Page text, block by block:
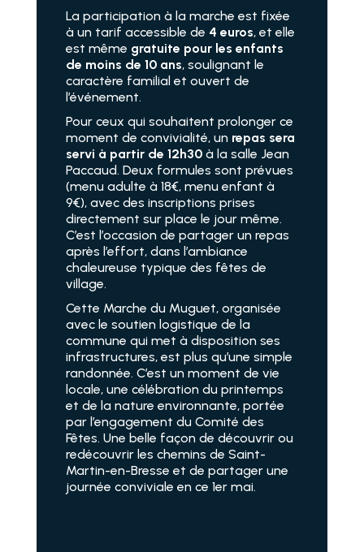
La participation à la marche est fixée
à un tarif accessible de 4 euros, et elle
est même gratuite pour les enfants
de moins de 10 ans, soulignant le
caractère familial et ouvert de
l’événement.
Pour ceux qui souhaitent prolonger ce
moment de convivialité, un repas sera
servi à partir de 12h30à la salle Jean
Paccaud. Deux formules sont prévues
(menu adulte à 18€, menu enfant à
9€), avec des inscriptions prises
directement sur place le jour même.
C’est l’occasion de partager un repas
après l’effort, dans l’ambiance
chaleureuse typique des fêtes de
village.
Cette Marche du Muguet, organisée
avec le soutien logistique de la
commune qui met à disposition ses
infrastructures, est plus qu’une simple
randonnée. C’est un moment de vie
locale, une célébration du printemps
et de la nature environnante, portée
par l’engagement du Comité des
Fêtes. Une belle façon de découvrir ou
redécouvrir les chemins de Saint-
Martin-en-Bresse et de partager une
journée conviviale en ce 1er mai.